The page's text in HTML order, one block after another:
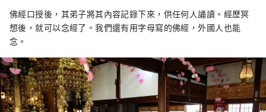
佛經口授後，其弟子將其內容記錄下來，供任何人誦讀。經歷冥
想後，就可以念經了。我們還有用字母寫的佛經，外國人也能
念。